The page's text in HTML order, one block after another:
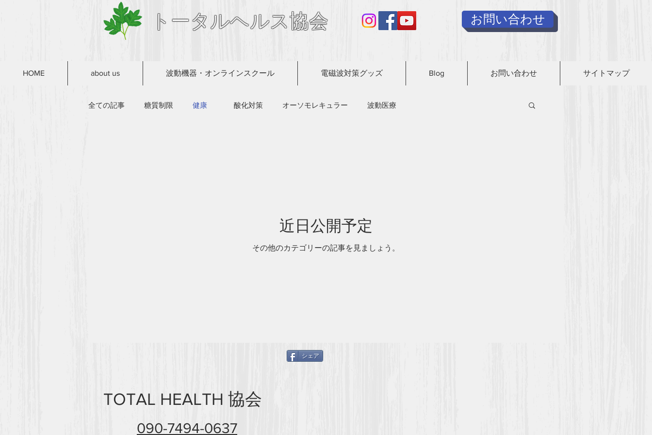
トータルヘルス協会 お問い合わせ
HOME about us 波動機器・オンラインスクール 電磁波対策グッズ Blog お問い合わせ サイトマップ
全ての記事 糖質制限 健康 酸化対策 オーソモレキュラー 波動医療
近日公開予定
その他のカテゴリーの記事を見ましょう。
シェア
TOTAL HEALTH 協会
090-7494-0637